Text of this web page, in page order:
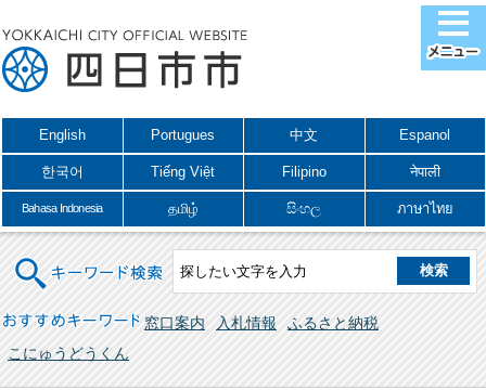
English Portugues 中文 Espanol
한국어 Tiếng Việt Filipino नेपाली
Bahasa Indonesia தமிழ் සිංහල ภาษาไทย
キーワード検索
おすすめキーワード 窓口案内 入札情報
ふるさと納税
こにゅうどうくん